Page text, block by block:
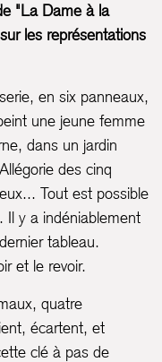
"La Dame à la
les représentations
en six panneaux,
une jeune femme
dans un jardin
des cinq
Tout est possible
Il y a indéniablement
tableau.
et le revoir.
quatre
écartent, et
clé à pas de